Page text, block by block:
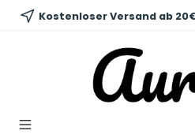
springen
Kostenloser Versand ab